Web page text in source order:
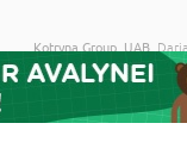
Kotryna Group, UAB ,
kodas:
© 2026 Visos teisės